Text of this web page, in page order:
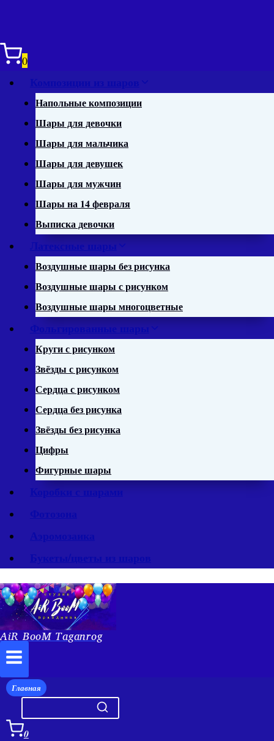
0
Композиции из шаров
Напольные композиции
Шары для девочки
Шары для мальчика
Шары для девушек
Шары для мужчин
Шары на 14 февраля
Выписка девочки
Латексные шары
Воздушные шары без рисунка
Воздушные шары с рисунком
Воздушные шары многоцветные
Фольгированные шары
Круги с рисунком
Звёзды с рисунком
Сердца с рисунком
Сердца без рисунка
Звёзды без рисунка
Цифры
Фигурные шары
Коробки с шарами
Фотозона
Аэромозаика
Букеты/цветы из шаров
AiR BooM Taganrog
Главная
0